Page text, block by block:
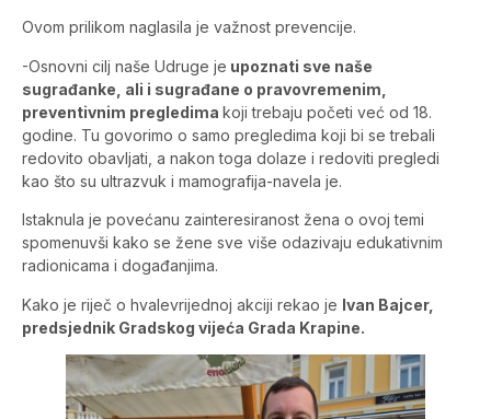
Ovom prilikom naglasila je važnost prevencije.
-Osnovni cilj naše Udruge je upoznati sve naše
sugrađanke, ali i sugrađane o pravovremenim,
preventivnim pregledima koji trebaju početi već od 18.
godine. Tu govorimo o samo pregledima koji bi se trebali
redovito obavljati, a nakon toga dolaze i redoviti pregledi
kao što su ultrazvuk i mamografija-navela je.
Istaknula je povećanu zainteresiranost žena o ovoj temi
spomenuvši kako se žene sve više odazivaju edukativnim
radionicama i događanjima.
Kako je riječ o hvalevrijednoj akciji rekao je Ivan Bajcer,
predsjednik Gradskog vijeća Grada Krapine.